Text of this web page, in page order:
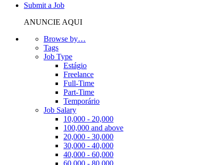
Submit a Job
ANUNCIE AQUI
Browse by…
Tags
Job Type
Estágio
Freelance
Full-Time
Part-Time
Temporário
Job Salary
10,000 - 20,000
100,000 and above
20,000 - 30,000
30,000 - 40,000
40,000 - 60,000
60,000 - 80,000